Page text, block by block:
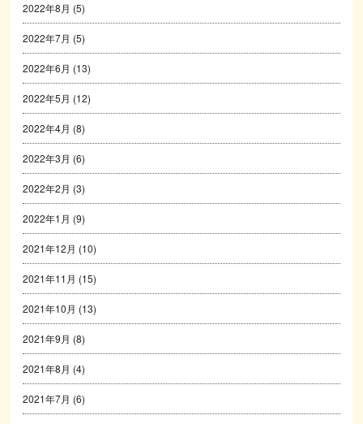
2022年8月 (5)
2022年7月 (5)
2022年6月 (13)
2022年5月 (12)
2022年4月 (8)
2022年3月 (6)
2022年2月 (3)
2022年1月 (9)
2021年12月 (10)
2021年11月 (15)
2021年10月 (13)
2021年9月 (8)
2021年8月 (4)
2021年7月 (6)